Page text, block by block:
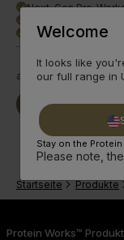
doneNext-Gen Pre-
done
done 3 klassische Sorten
ab 29,99€
Jetzt Kaufen
Startseite Produkte
Protein Works™
Welcome
It looks like
our full range in
Stay on the
Please note,